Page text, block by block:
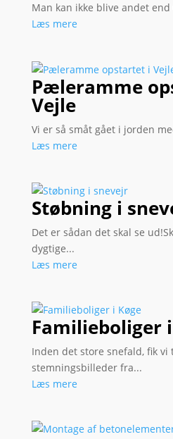
Man kan ikke blive andet end
Læs mere
Pæleramme
Vejle
Vi er så småt gået i jorden
Læs mere
Støbning i
Det er sådan det skal se
dygtige...
Læs mere
Familieboliger
Inden det store snefald, fik vi
stemningsbilleder fra...
Læs mere